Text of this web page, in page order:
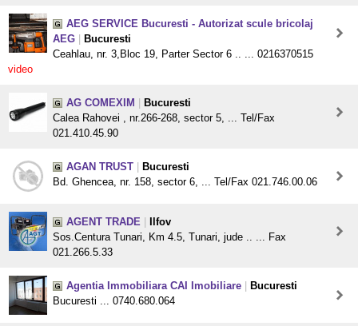
AEG SERVICE Bucuresti - Autorizat scule bricolaj
AEG
Bucuresti
Ceahlau, nr. 3,Bloc 19, Parter Sector 6 .. ... 0216370515
video
AG COMEXIM
Bucuresti
Calea Rahovei , nr.266-268, sector 5, ... Tel/Fax
021.410.45.90
AGAN TRUST
Bucuresti
Bd. Ghencea, nr. 158, sector 6, ... Tel/Fax 021.746.00.06
AGENT TRADE
Ilfov
Sos.Centura Tunari, Km 4.5, Tunari, jude .. ... Fax
021.266.5.33
Agentia Immobiliara CAI Imobiliare
Bucuresti
Bucuresti ... 0740.680.064